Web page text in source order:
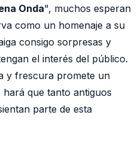
Onda", muchos esperan
como un homenaje a su
consigo sorpresas y
el interés del público.
y frescura promete un
que tanto antiguos
parte de esta